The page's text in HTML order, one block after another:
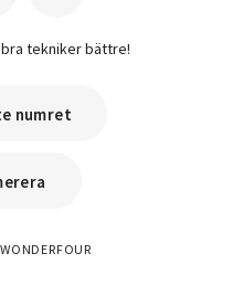
tekniker bättre!
numret
WONDERFOUR